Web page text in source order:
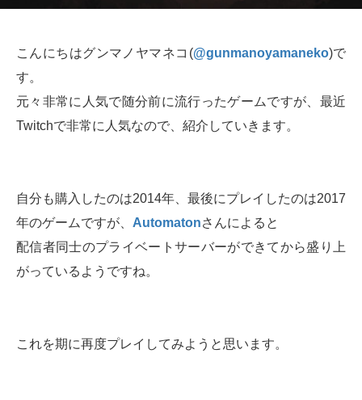
こんにちはグンマノヤマネコ(@gunmanoyamaneko)で
す。
元々非常に人気で随分前に流行ったゲームですが、最近
Twitchで非常に人気なので、紹介していきます。
自分も購入したのは2014年、最後にプレイしたのは2017
年のゲームですが、 Automatonさんによると
配信者同士のプライベートサーバーができてから盛り上
がっているようですね。
これを期に再度プレイしてみようと思います。